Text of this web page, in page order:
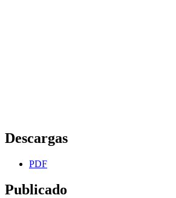
Descargas
PDF
Publicado